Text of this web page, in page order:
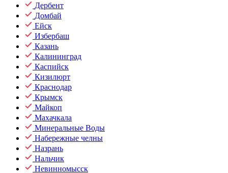
Дербент
Домбай
Ейск
Избербаш
Казань
Калининград
Каспийск
Кизилюрт
Краснодар
Крымск
Майкоп
Махачкала
Минеральные Воды
Набережные челны
Назрань
Нальчик
Невинномысск